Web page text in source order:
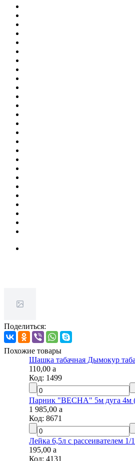
Поделиться:
Похожие товары
Шашка табачная Дымокур
110,00 a
Код: 1499
Парник "ВЕСНА" 5м дуга 4м
1 985,00 a
Код: 8671
Лейка 6,5л с рассеивателем 1/
195,00 a
Код: 4131